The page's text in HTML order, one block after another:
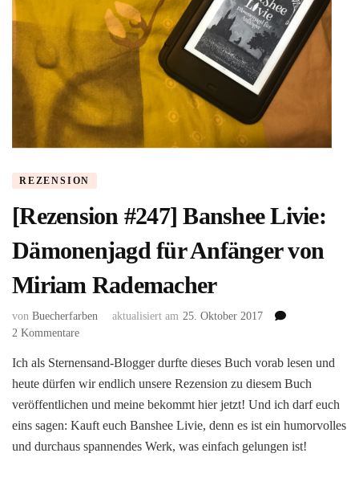
REZENSION
[Rezension #247] Banshee Livie:
Dämonenjagd für Anfänger von
Miriam Rademacher
von Buecherfarben aktualisiert am 25. Oktober 2017
2 Kommentarezu
#247]
Banshee
Livie:
für
Anfänger
Ich als Sternensand-Blogger durfte dieses Buch vorab lesen und
heute dürfen wir endlich unsere Rezension zu diesem Buch
veröffentlichen und meine bekommt hier jetzt! Und ich darf euch
eins sagen: Kauft euch Banshee Livie, denn es ist ein humorvolles
und durchaus spannendes Werk, was einfach gelungen ist!